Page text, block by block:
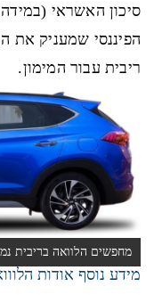
סיכון האשראי
הפיננסי שמעניק את
ריבית עבור המימון.
מחפשים הלוואה בריבית
מידע נוסף אודות